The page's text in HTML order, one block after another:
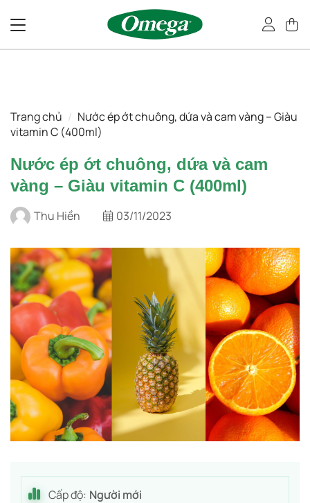
qua
dung
Trang chủ / Nước ép ớt chuông, dứa và cam vàng – Giàu
vitamin C (400ml)
Nước ép ớt chuông, dứa và cam
vàng – Giàu vitamin C (400ml)
Thu Hiền 03/11/2023
Cấp độ: Người mới